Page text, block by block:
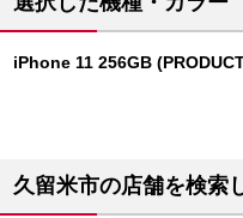
iPhone 11 256GB
久留米市の店舗を検索